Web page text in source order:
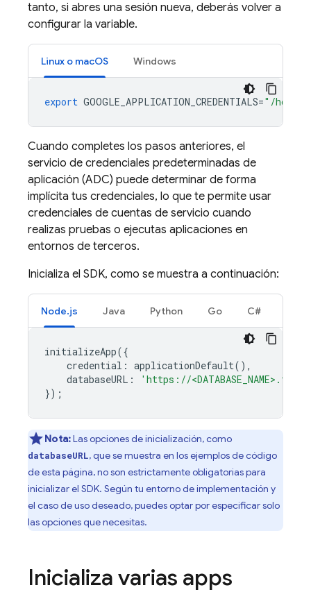
tanto, si abres una sesión nueva, deberás volver a
configurar la variable.
Linux o macOS Windows
export GOOGLE_APPLICATION_CREDENTIALS="/home/
Cuando completes los pasos anteriores, el
servicio de credenciales predeterminadas de
aplicación (ADC) puede determinar de forma
implícita tus credenciales, lo que te permite usar
credenciales de cuentas de servicio cuando
realizas pruebas o ejecutas aplicaciones en
entornos de terceros.
Inicializa el SDK, como se muestra a continuación:
Node.js Java Python Go C#
initializeApp({
credential : applicationDefault(),
databaseURL :
'https://
});
Nota:Las opciones de inicialización, como
databaseURL, que se muestra en los ejemplos de código
de esta página, no son estrictamente obligatorias para
inicializar el SDK. Según tu entorno de implementación y
el caso de uso deseado, puedes optar por especificar solo
las opciones que necesitas.
Inicializa varias apps